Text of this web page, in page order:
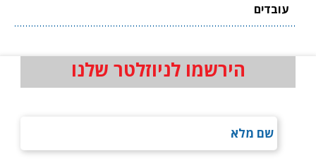
עובדים
הירשמו לניוזלטר שלנו